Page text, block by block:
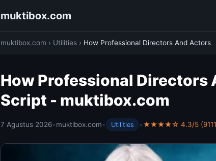
muktibox.com
muktibox.com › Utilities › How Professional Directors And Actors
How Professional Directors
Script - muktibox.com
7 Agustus 2026•muktibox.com• Utilities •★★★★☆ 4.3/5